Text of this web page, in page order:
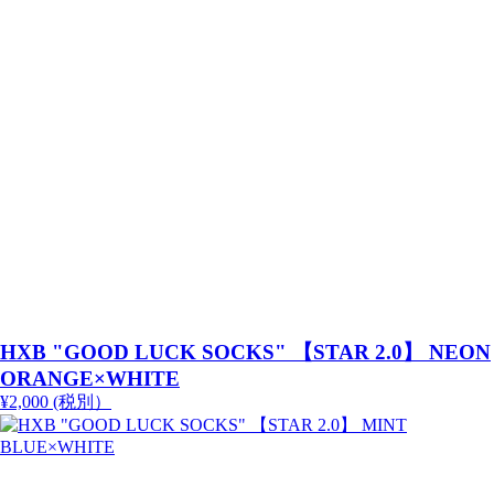
HXB "GOOD LUCK SOCKS" 【STAR 2.0】 NEON
ORANGE×WHITE
¥2,000 (税別）